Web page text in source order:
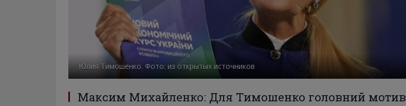
Юлия Тимошенко. Фото: из открытых источников
Максим Михайленко: Для Тимошенко головний мотив